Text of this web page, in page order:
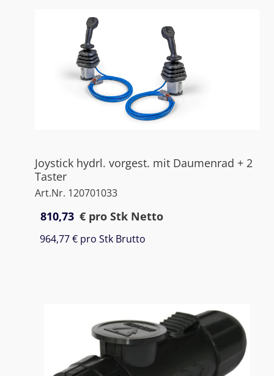
Joystick hydrl. vorgest. mit Daumenrad + 2
Taster
Art.Nr. 120701033
810,73 € pro Stk Netto
964,77 € pro Stk Brutto